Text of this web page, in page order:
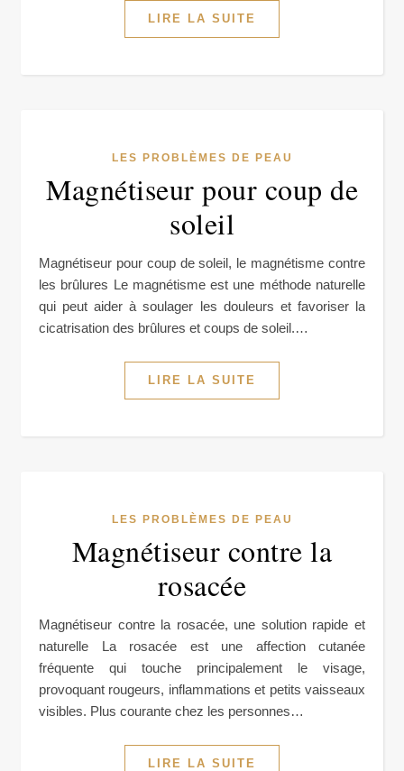
LIRE LA SUITE
LES PROBLÈMES DE PEAU
Magnétiseur pour coup de
soleil
Magnétiseur pour coup de soleil, le magnétisme contre
les brûlures Le magnétisme est une méthode naturelle
qui peut aider à soulager les douleurs et favoriser la
cicatrisation des brûlures et coups de soleil.…
LIRE LA SUITE
LES PROBLÈMES DE PEAU
Magnétiseur contre la
rosacée
Magnétiseur contre la rosacée, une solution rapide et
naturelle La rosacée est une affection cutanée
fréquente qui touche principalement le visage,
provoquant rougeurs, inflammations et petits vaisseaux
visibles. Plus courante chez les personnes…
LIRE LA SUITE